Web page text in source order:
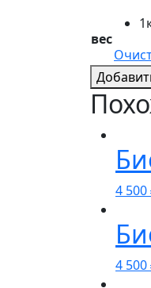
вес
4 500
4 500